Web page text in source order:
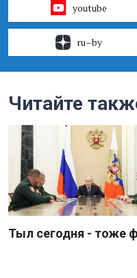
youtube
ru–by
Читайте
Тыл сегодня - тоже